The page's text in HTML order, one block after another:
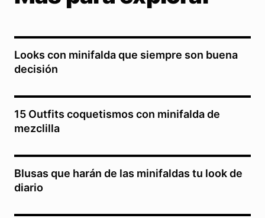
Looks con minifalda que siempre son buena
decisión
15 Outfits coquetismos con minifalda de
mezclilla
Blusas que harán de las minifaldas tu look de
diario